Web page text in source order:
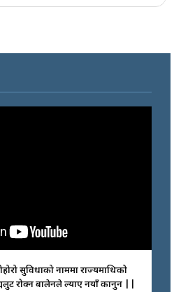
सुविधाको नाममा राज्यमाथिको
रोक्न बालेनले ल्याए नयाँ कानुन ||